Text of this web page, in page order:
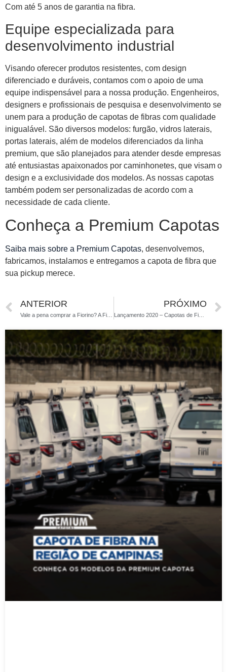
Com até 5 anos de garantia na fibra.
Equipe especializada para
desenvolvimento industrial
Visando oferecer produtos resistentes, com design
diferenciado e duráveis, contamos com o apoio de uma
equipe indispensável para a nossa produção. Engenheiros,
designers e profissionais de pesquisa e desenvolvimento se
unem para a produção de capotas de fibras com qualidade
inigualável. São diversos modelos: furgão, vidros laterais,
portas laterais, além de modelos diferenciados da linha
premium, que são planejados para atender desde empresas
até entusiastas apaixonados por caminhonetes, que visam o
design e a exclusividade dos modelos. As nossas capotas
também podem ser personalizadas de acordo com a
necessidade de cada cliente.
Conheça a Premium Capotas
Saiba mais sobre a Premium Capotas, desenvolvemos,
fabricamos, instalamos e entregamos a capota de fibra que
sua pickup merece.
ANTERIOR PRÓXIMO
Lançamento 2020 – Capotas de Fibra para Amarok